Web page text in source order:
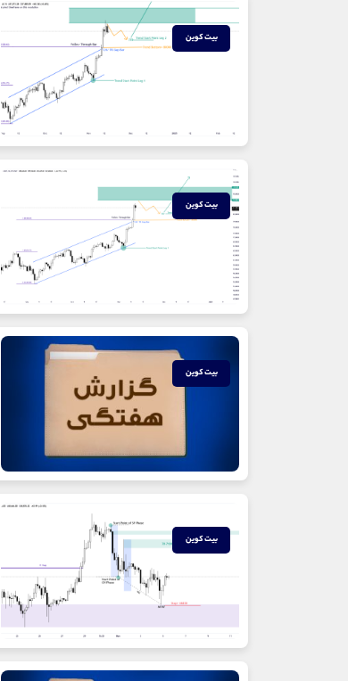
بیت کوین
بیت کوین
بیت کوین
بیت کوین